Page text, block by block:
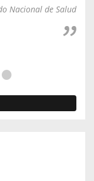
Nacional de Salud